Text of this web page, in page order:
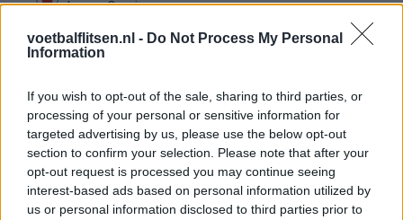
voetbalflitsen.nl - Do Not Process My Personal
Information
If you wish to opt-out of the sale, sharing to third parties, or
processing of your personal or sensitive information for
targeted advertising by us, please use the below opt-out
section to confirm your selection. Please note that after your
opt-out request is processed you may continue seeing
interest-based ads based on personal information utilized by
us or personal information disclosed to third parties prior to
boven Oranje
Dit verdient Dusan Tadic bij NEC: salaris en
Ajax dicht bij komst Arokodare: huurdeal met
koopoptie van 22 miljoen
Ajax helpt Burnley uit de brand met afgeknipte
sokken na blunder met tenues